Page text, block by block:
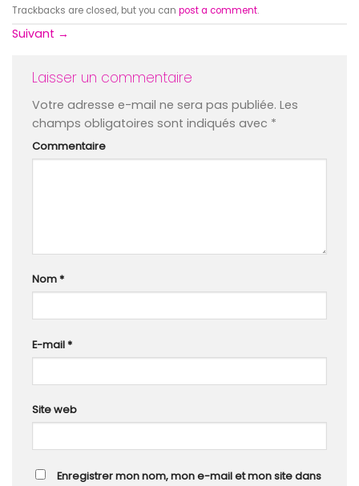
Trackbacks are closed, but you can post a comment.
Suivant →
Laisser un commentaire
Votre adresse e-mail ne sera pas publiée. Les
champs obligatoires sont indiqués avec *
Commentaire
Nom*
E-mail*
Site web
Enregistrer mon nom, mon e-mail et mon site dans